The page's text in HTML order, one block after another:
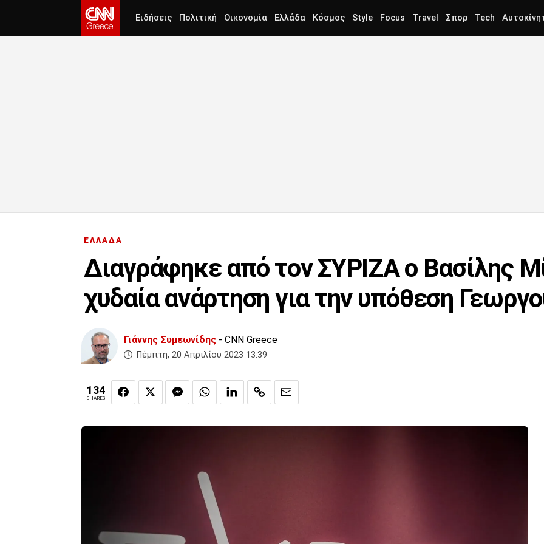
Ειδήσεις Πολιτική Οικονομία Ελλάδα Κόσμος Style Focus Travel Σπορ Tech
ΕΛΛΑΔΑ
Διαγράφηκε από τον ΣΥΡΙΖΑ ο Βασίλης
χυδαία ανάρτηση για την υπόθεση
Γιάννης Συμεωνίδης - CNN Greece
Πέμπτη, 20 Απριλίου 2023 13:39
134
SHARES